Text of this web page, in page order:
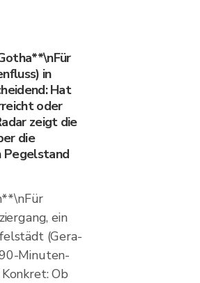
in
Hat
oder
zeigt die
die
Pegelstand
ein
(Gera-
Minuten-
Ob